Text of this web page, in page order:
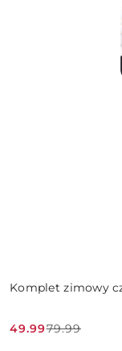
Komplet zimowy
Cena
49.99
Cena
79.99